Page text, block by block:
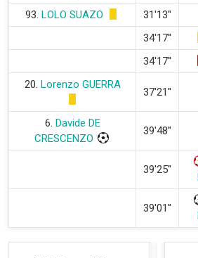
93. LOLO SUAZO
31'13''
34'17''
34'17''
20. Lorenzo GUERRA
37'21''
6. Davide DE
CRESCENZO
39'48''
39'25''
39'01''